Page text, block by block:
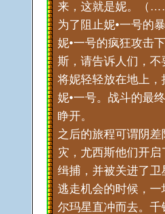
来，这就是妮。（
为了阻止妮•一号的
妮•一号的疯狂攻击
斯，请告诉人们，
将妮轻轻放在地上
妮•一号。战斗的最
睁开。
之后的旅程可谓阴
灾，尤西斯他们开
缉捕，并被关进了
逃走机会的时候，
尔玛星直冲而去。